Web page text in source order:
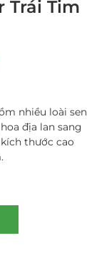
Trái Tim
nhiều loài sen
địa lan sang
thước cao